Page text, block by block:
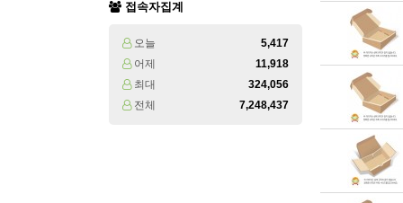
접속자집계
오늘
5,417
어제
11,918
최대
324,056
전체
7,248,437